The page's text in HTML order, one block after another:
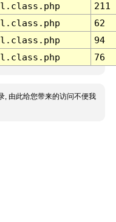
211
62
94
76
, 由此给您带来的访问不便我